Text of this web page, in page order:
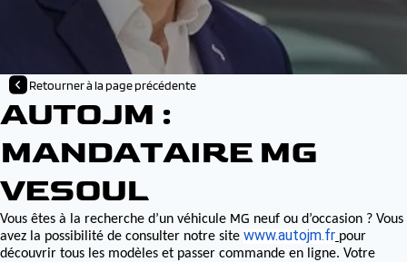
Retourner à la page précédente
AUTOJM :
MANDATAIRE MG
VESOUL
Vous êtes à la recherche d’un véhicule MG neuf ou d’occasion ? Vous
avez la possibilité de consulter notre site www.autojm.fr pour
découvrir tous les modèles et passer commande en ligne. Votre